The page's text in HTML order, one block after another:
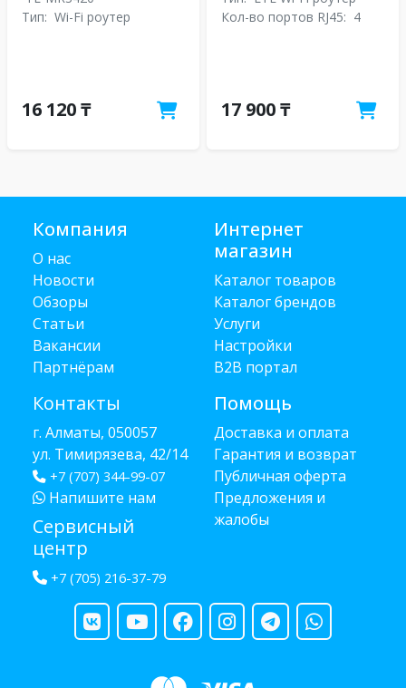
Тип: Wi-Fi роутер
16 120 ₸
Кол-во портов RJ45: 4
17 900 ₸
Компания
О нас
Новости
Обзоры
Статьи
Вакансии
Партнёрам
Контакты
г. Алматы, 050057
ул. Тимирязева, 42/14
+7 (707) 344-99-07
Напишите нам
Сервисный
центр
+7 (705) 216-37-79
Интернет
магазин
Каталог товаров
Каталог брендов
Услуги
Настройки
B2B портал
Помощь
Доставка и оплата
Гарантия и возврат
Публичная оферта
Предложения и
жалобы